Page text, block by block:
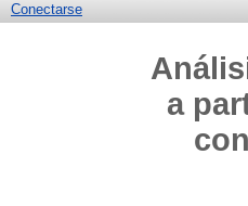
Conectarse
a